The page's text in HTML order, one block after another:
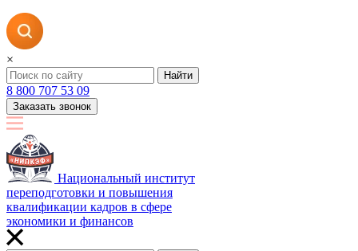
×
Найти
8 800 707 53 09
Заказать звонок
Национальный институт
переподготовки и повышения
квалификации кадров в сфере
экономики и финансов